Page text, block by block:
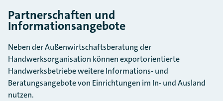
Partnerschaften und
Informationsangebote
Neben der Außenwirtschaftsberatung der
Handwerksorganisation können exportorientierte
Handwerksbetriebe weitere Informations- und
Beratungsangebote von Einrichtungen im In- und Ausland
nutzen.